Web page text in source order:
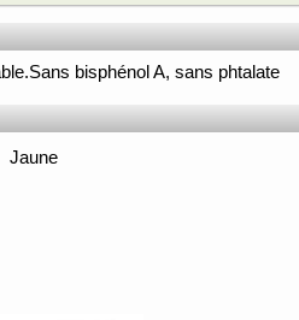
bisphénol A, sans phtalate
Jaune